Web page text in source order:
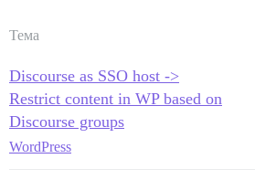
Тема
Discourse as SSO host ->
Restrict content in WP based on
Discourse groups
WordPress